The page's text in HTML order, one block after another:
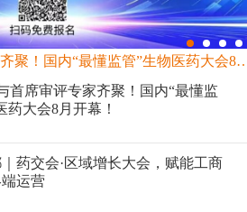
20+监管与首席审评专家齐聚！国内“最
首席审评专家齐聚！国内“最懂监
药大会8月开幕！
｜药交会·区域增长大会，赋能工商
运营